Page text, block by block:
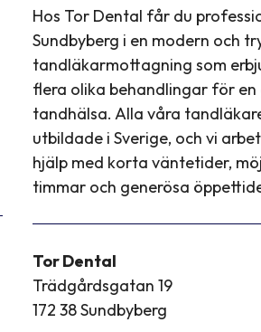
Hos Tor Dental får du
Sundbyberg i en modern och
tandläkarmottagning som
flera olika behandlingar för
tandhälsa. Alla våra
utbildade i Sverige, och vi
hjälp med korta väntetider,
timmar och generösa
Tor Dental
Trädgårdsgatan 19
172 38 Sundbyberg